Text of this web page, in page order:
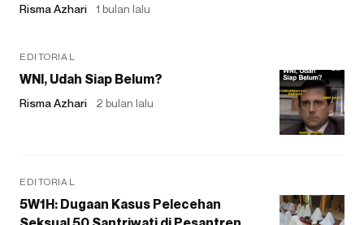
Risma Azhari 1 bulan lalu
EDITORIAL
WNI, Udah Siap Belum?
Risma Azhari 2 bulan lalu
EDITORIAL
5W1H: Dugaan Kasus Pelecehan